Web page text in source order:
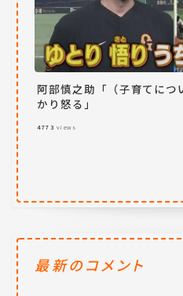
阿部慎之助「（子育てにつ
かり怒る」
4773 views
最新のコメント